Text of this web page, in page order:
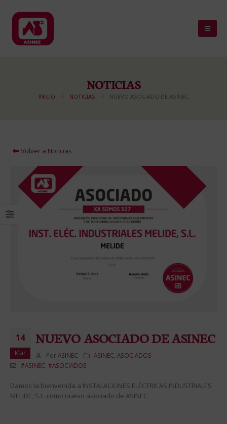
NOTICIAS
INICIO NOTICIAS NUEVO ASOCIADO DE ASINEC
Volver a Noticias
14
Mar
NUEVO ASOCIADO DE ASINEC
Por ASINEC ASINEC ,ASOCIADOS
#ASINEC #ASOCIADOS
Damos la bienvenida a INSTALACIONES ELÉCTRICAS INDUSTRIALES
MELIDE, S.L. como nuevo asociado de ASINEC.